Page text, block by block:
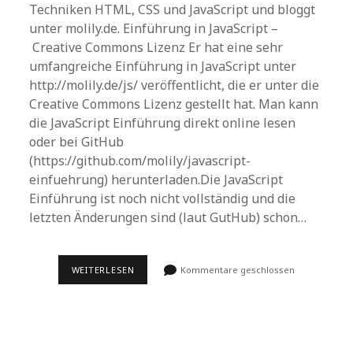
Techniken HTML, CSS und JavaScript und bloggt
unter molily.de. Einführung in JavaScript –
Creative Commons Lizenz Er hat eine sehr
umfangreiche Einführung in JavaScript unter
http://molily.de/js/ veröffentlicht, die er unter die
Creative Commons Lizenz gestellt hat. Man kann
die JavaScript Einführung direkt online lesen
oder bei GitHub
(https://github.com/molily/javascript-
einfuehrung) herunterladen.Die JavaScript
Einführung ist noch nicht vollständig und die
letzten Änderungen sind (laut GutHub) schon…
WEITERLESEN EINFÜHRUNGKommentare geschlossen